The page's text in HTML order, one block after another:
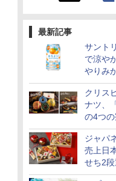
最新記事
サント
で涼や
やりみ
クリス
ナツ、
の4つの
メージ
ジャパ
売上日
せち2段
73品・